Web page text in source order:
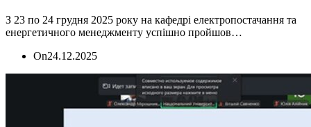
З 23 по 24 грудня 2025 року на кафедрі електропостачання та
енергетичного менеджменту успішно пройшов…
On24.12.2025